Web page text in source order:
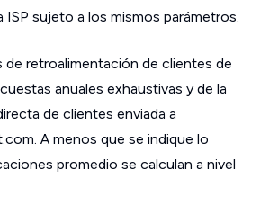
ISP sujeto a los mismos parámetros.
de retroalimentación de clientes de
anuales exhaustivas y de la
de clientes enviada a
A menos que se indique lo
promedio se calculan a nivel